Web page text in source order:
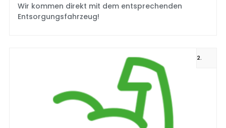
Wir kommen direkt mit dem entsprechenden
Entsorgungsfahrzeug!
2.